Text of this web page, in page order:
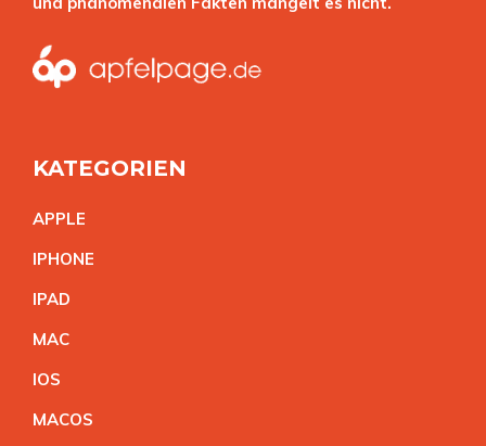
KATEGORIEN
APPLE
IPHONE
IPAD
MAC
IOS
MACOS